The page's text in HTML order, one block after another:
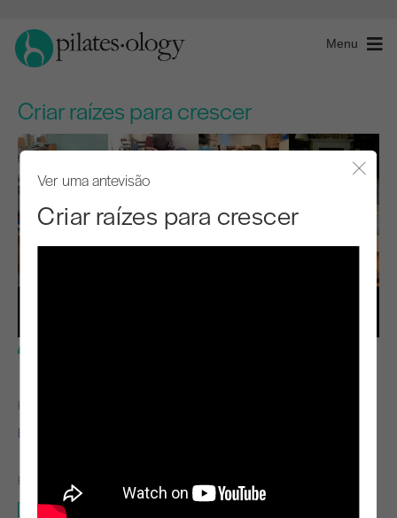
Menu
Criar raízes para crescer
Ver uma antevisão
Criar raízes para crescer
PROFESSOR
Brett Howard
EQUIPAMENTO NECESSÁRIO
Tapete